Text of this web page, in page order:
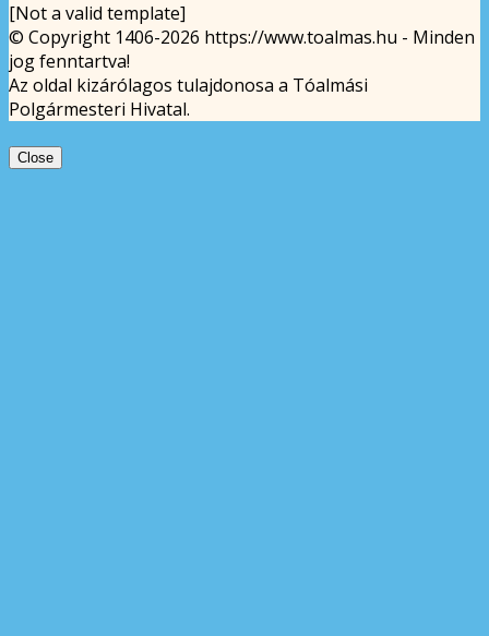
[Not a valid template]
© Copyright 1406-2026 https://www.toalmas.hu - Minden
jog fenntartva!
Az oldal kizárólagos tulajdonosa a Tóalmási
Polgármesteri Hivatal.
Close